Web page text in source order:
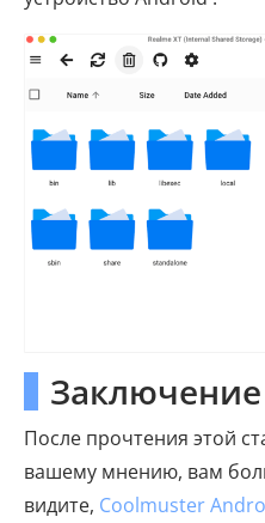
Заключение
После прочтения этой
вашему мнению, вам
видите, Coolmuster